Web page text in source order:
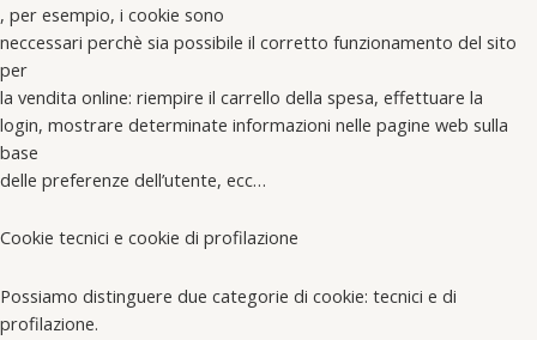
, per esempio, i cookie sono
neccessari perchè sia possibile il corretto funzionamento del sito
per
la vendita online: riempire il carrello della spesa, effettuare la
login, mostrare determinate informazioni nelle pagine web sulla
base
delle preferenze dell’utente, ecc…
Cookie tecnici e cookie di profilazione
Possiamo distinguere due categorie di cookie: tecnici e di
profilazione.